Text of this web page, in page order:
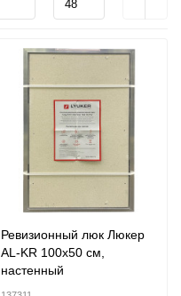
Ревизионный люк Люкер
AL-KR 100x50 см,
настенный